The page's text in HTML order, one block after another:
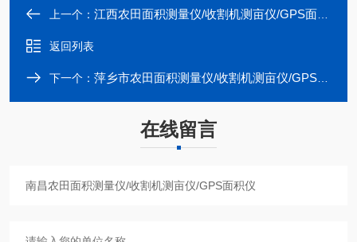
上一个： 江西农田面积测量仪/收割机测亩仪/GPS面积仪
返回列表
下一个： 萍乡市农田面积测量仪/收割机测亩仪/GPS面积仪
在线留言